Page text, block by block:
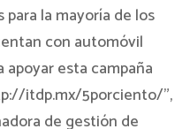
la mayoría de los
con automóvil
esta campaña
itdp.mx/5porciento/”,
de gestión de